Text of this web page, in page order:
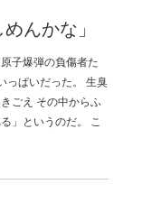
んかな」
子爆弾の負傷者た
っぱいだった。 生臭
ごえ その中からふ
」というのだ。 こ